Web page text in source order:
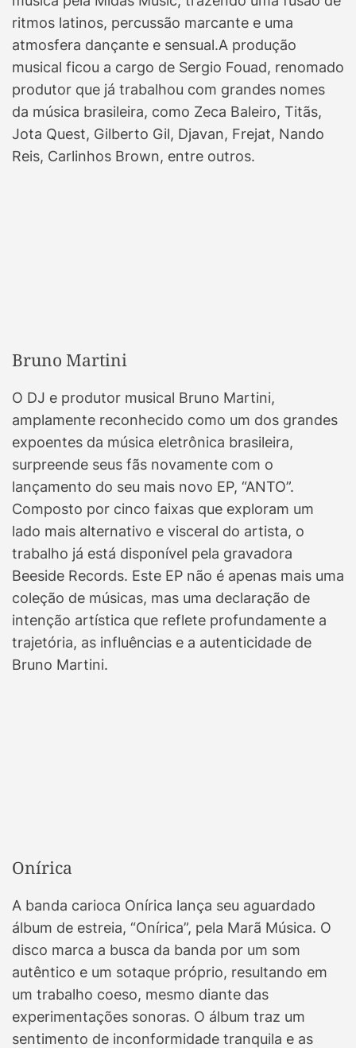
ritmos latinos, percussão marcante e uma
atmosfera dançante e sensual.A produção
musical ficou a cargo de Sergio Fouad, renomado
produtor que já trabalhou com grandes nomes
da música brasileira, como Zeca Baleiro, Titãs,
Jota Quest, Gilberto Gil, Djavan, Frejat, Nando
Reis, Carlinhos Brown, entre outros.
Bruno Martini
O DJ e produtor musical Bruno Martini,
amplamente reconhecido como um dos grandes
expoentes da música eletrônica brasileira,
surpreende seus fãs novamente com o
lançamento do seu mais novo EP, “ANTO”.
Composto por cinco faixas que exploram um
lado mais alternativo e visceral do artista, o
trabalho já está disponível pela gravadora
Beeside Records. Este EP não é apenas mais uma
coleção de músicas, mas uma declaração de
intenção artística que reflete profundamente a
trajetória, as influências e a autenticidade de
Bruno Martini.
Onírica
A banda carioca Onírica lança seu aguardado
álbum de estreia, “Onírica”, pela Marã Música. O
disco marca a busca da banda por um som
autêntico e um sotaque próprio, resultando em
um trabalho coeso, mesmo diante das
experimentações sonoras. O álbum traz um
sentimento de inconformidade tranquila e as